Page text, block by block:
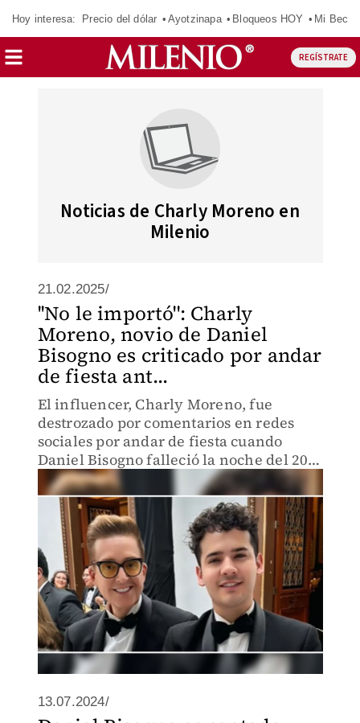
Hoy interesa: Precio del dólar Ayotzinapa Bloqueos HOY Mi Beca
REGÍSTRATE
Noticias de Charly Moreno en
Milenio
21.02.2025/
''No le importó'': Charly
Moreno, novio de Daniel
Bisogno es criticado por andar
de fiesta ant...
El influencer, Charly Moreno, fue
destrozado por comentarios en redes
sociales por andar de fiesta cuando
Daniel Bisogno falleció la noche del 20
de febrero.
13.07.2024/